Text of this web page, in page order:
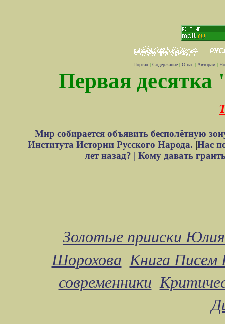
Портал| Содержание| О нас| Авторам|
Первая десятка
Мир собирается объявить бесполётную
Института Истории Русского Народа. |Нас
лет назад? | Кому давать
Золотые прииски
Шорохова Книга Писем
современники